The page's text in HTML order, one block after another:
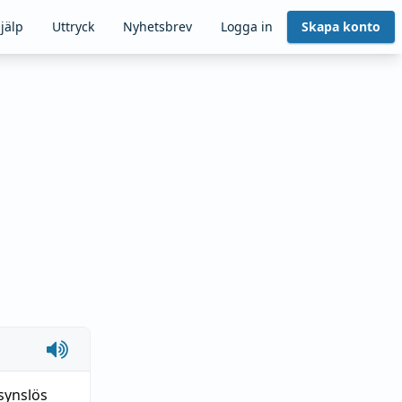
Uttryck Nyhetsbrev Logga in Skapa konto